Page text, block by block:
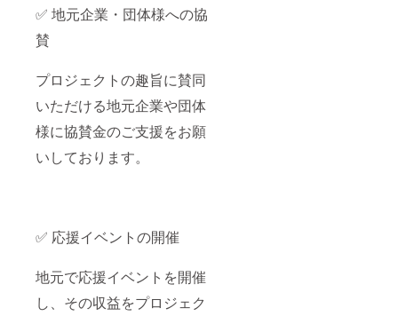
✅ 地元企業・団体様への協
賛
プロジェクトの趣旨に賛同
いただける地元企業や団体
様に協賛金のご支援をお願
いしております。
✅ 応援イベントの開催
地元で応援イベントを開催
し、その収益をプロジェク